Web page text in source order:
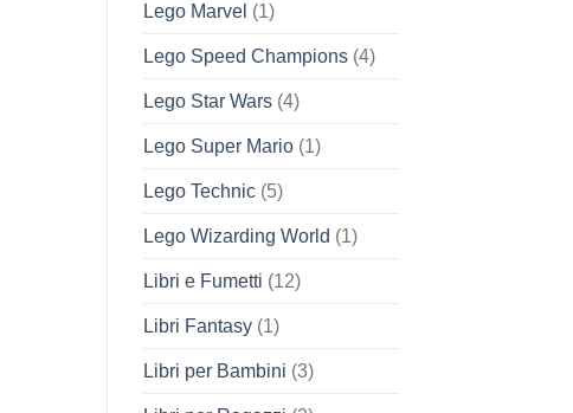
Lego Marvel (1)
Lego Speed Champions(4)
Lego Star Wars(4)
Lego Super Mario(1)
Lego Technic(5)
Lego Wizarding World (1)
Libri e Fumetti (12)
Libri Fantasy(1)
Libri per Bambini (3)